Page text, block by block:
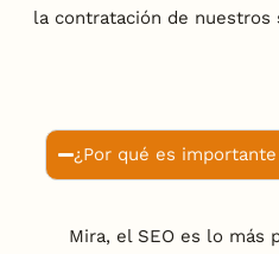
la contratación de nuestros
¿Por qué es importante
Mira, el SEO es lo más